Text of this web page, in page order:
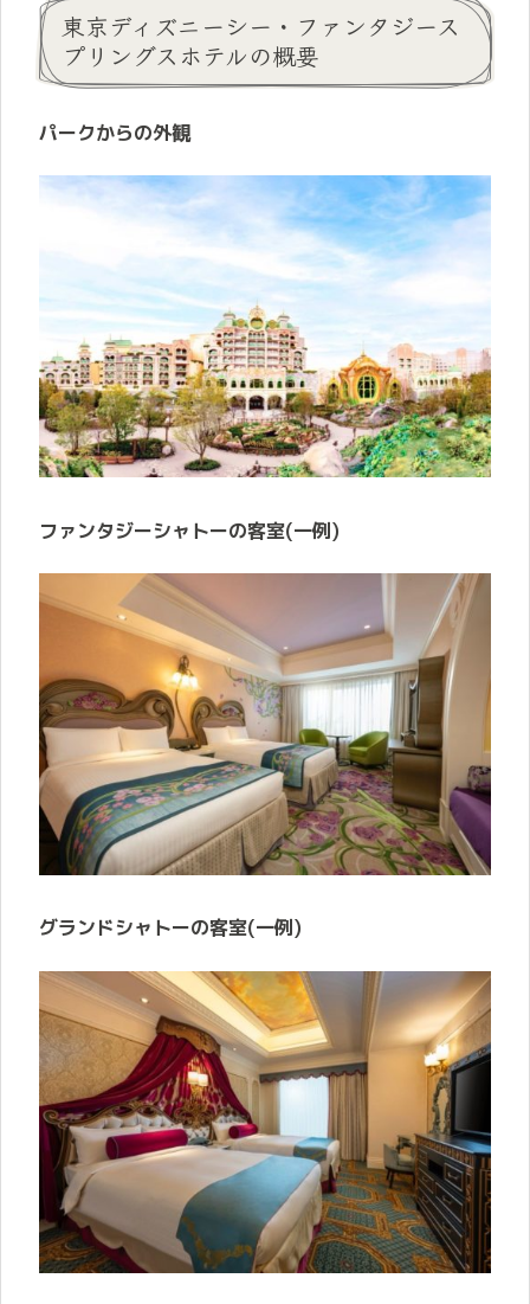
東京ディズニーシー・ファンタジース
プリングスホテルの概要
パークからの外観
ファンタジーシャトーの客室(一例)
グランドシャトーの客室(一例)